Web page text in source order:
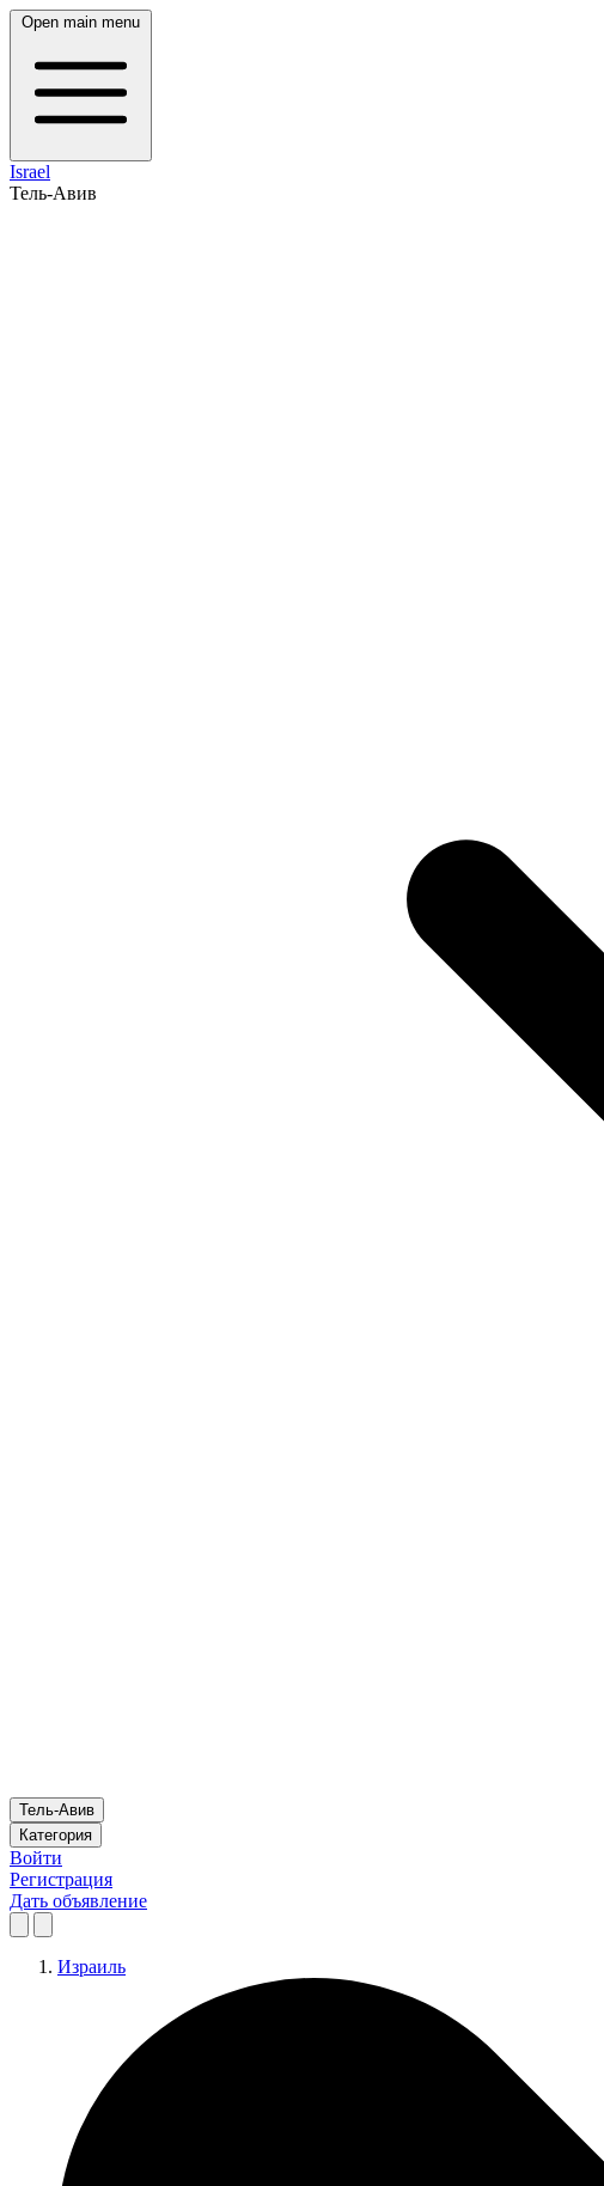
Open main menu
Israel
Тель-Авив
Тель-Авив
Категория
Войти
Регистрация
Дать объявление
Израиль